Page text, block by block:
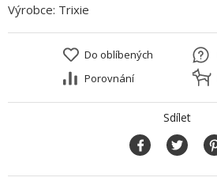
Výrobce: Trixie
Do oblíbených
Porovnání
Sdílet